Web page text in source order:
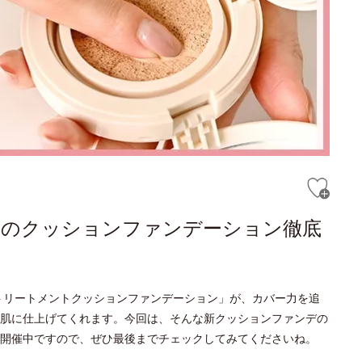
クッションファンデーション徹底
ートメントクッションファンデーション」が、カバー力を追
に仕上げてくれます。今回は、そんな新クッションファンデの
中ですので、ぜひ最後までチェックしてみてくださいね。